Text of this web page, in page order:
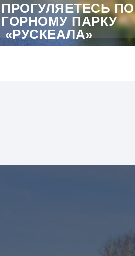
ПРОГУЛЯЕТЕСЬ ПО
ГОРНОМУ ПАРКУ
«РУСКЕАЛА»